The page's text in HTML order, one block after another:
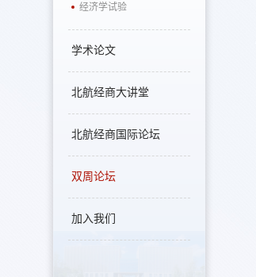
经济学试验
学术论文
北航经商大讲堂
北航经商国际论坛
双周论坛
加入我们